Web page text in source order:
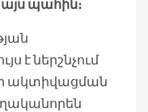
պահին։
է ներշնչում
ակտիվացման